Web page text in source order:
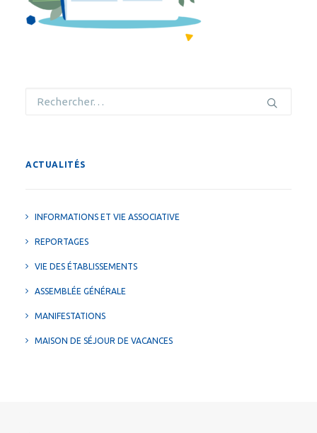
ACTUALITÉS
INFORMATIONS ET VIE ASSOCIATIVE
REPORTAGES
VIE DES ÉTABLISSEMENTS
ASSEMBLÉE GÉNÉRALE
MANIFESTATIONS
MAISON DE SÉJOUR DE VACANCES